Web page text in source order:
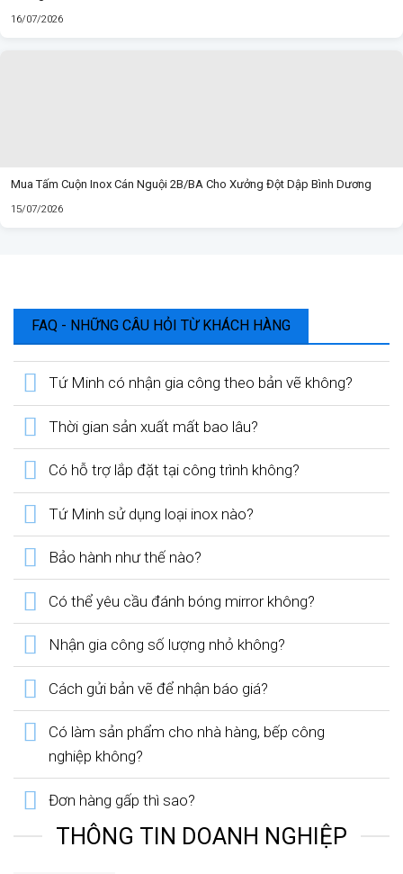
16/07/2026
Mua Tấm Cuộn Inox Cán Nguội 2B/BA Cho Xưởng Đột Dập Bình Dương
15/07/2026
FAQ - NHỮNG CÂU HỎI TỪ KHÁCH HÀNG
Tứ Minh có nhận gia công theo bản vẽ không?
Thời gian sản xuất mất bao lâu?
Có hỗ trợ lắp đặt tại công trình không?
Tứ Minh sử dụng loại inox nào?
Bảo hành như thế nào?
Có thể yêu cầu đánh bóng mirror không?
Nhận gia công số lượng nhỏ không?
Cách gửi bản vẽ để nhận báo giá?
Có làm sản phẩm cho nhà hàng, bếp công
nghiệp không?
Đơn hàng gấp thì sao?
THÔNG TIN DOANH NGHIỆP